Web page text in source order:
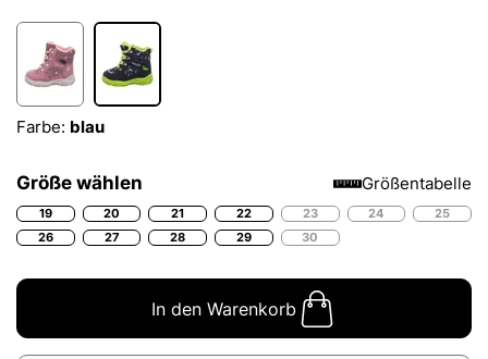
Farbe: blau
Größe wählen Größentabelle
19 20 21 22 23 24
25
26
27 28 29 30
In den Warenkorb